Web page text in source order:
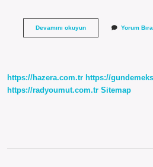
Devamını okuyunPalu
Yorum
https://hazera.com.tr https://
https://radyoumut.com.tr Sitemap